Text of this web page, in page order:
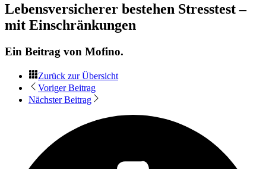
Lebensversicherer bestehen Stresstest –
mit Einschränkungen
Ein Beitrag von Mofino.
Zurück zur Übersicht
Voriger Beitrag
Nächster Beitrag